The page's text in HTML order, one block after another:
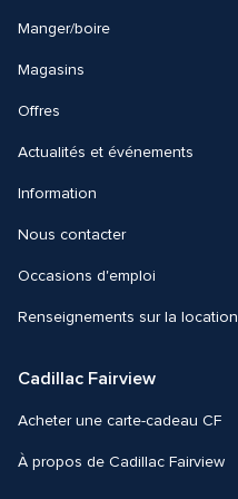
Manger/boire
Magasins
Offres
Actualités et événements
Information
Nous contacter
Occasions d'emploi
Renseignements sur la location
Cadillac Fairview
Acheter une carte-cadeau CF
À propos de Cadillac Fairview